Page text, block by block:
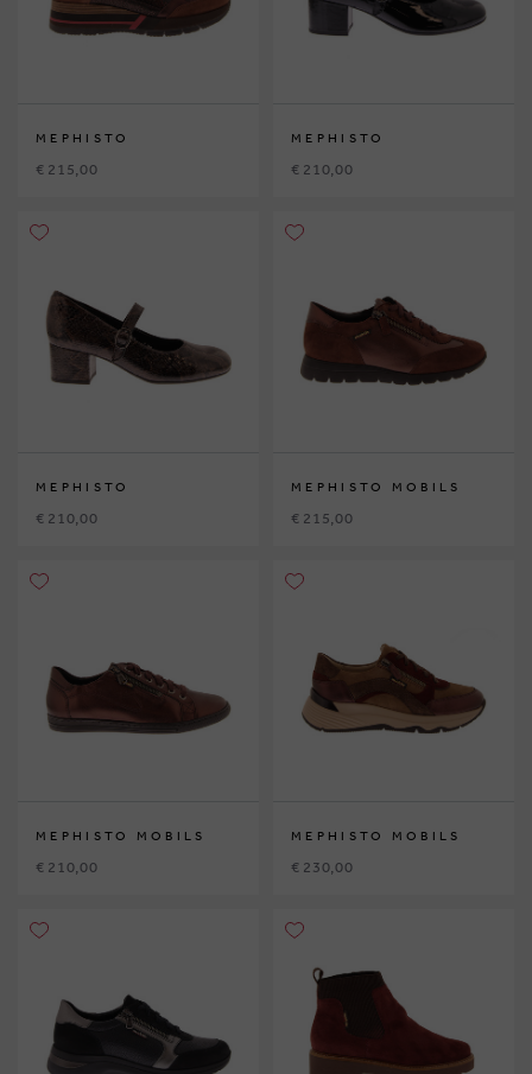
MEPHISTO
€ 215,00
MEPHISTO
€ 210,00
MEPHISTO
€ 210,00
MEPHISTO MOBILS
€ 215,00
MEPHISTO MOBILS
€ 210,00
MEPHISTO MOBILS
€ 230,00